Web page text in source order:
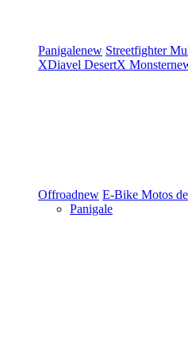
Panigalenew Streetfighter
XDiavel DesertX Monster
Offroadnew E-Bike Motos
Panigale